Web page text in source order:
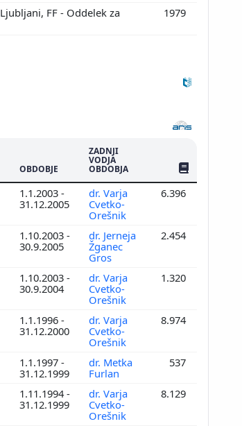
FF - Oddelek za
1979
OBDOBJE
ZADNJI
VODJA
OBDOBJA ŠTEV.
1.1.2003 -
31.12.2005
dr. Varja
Cvetko-
Orešnik
6.396
1.10.2003 -
30.9.2005
dr. Jerneja
Žganec
Gros
2.454
1.10.2003 -
30.9.2004
dr. Varja
Cvetko-
Orešnik
1.320
1.1.1996 -
31.12.2000
dr. Varja
Cvetko-
Orešnik
8.974
1.1.1997 -
31.12.1999
dr. Metka
Furlan
537
1.11.1994 -
31.12.1999
dr. Varja
Cvetko-
Orešnik
8.129